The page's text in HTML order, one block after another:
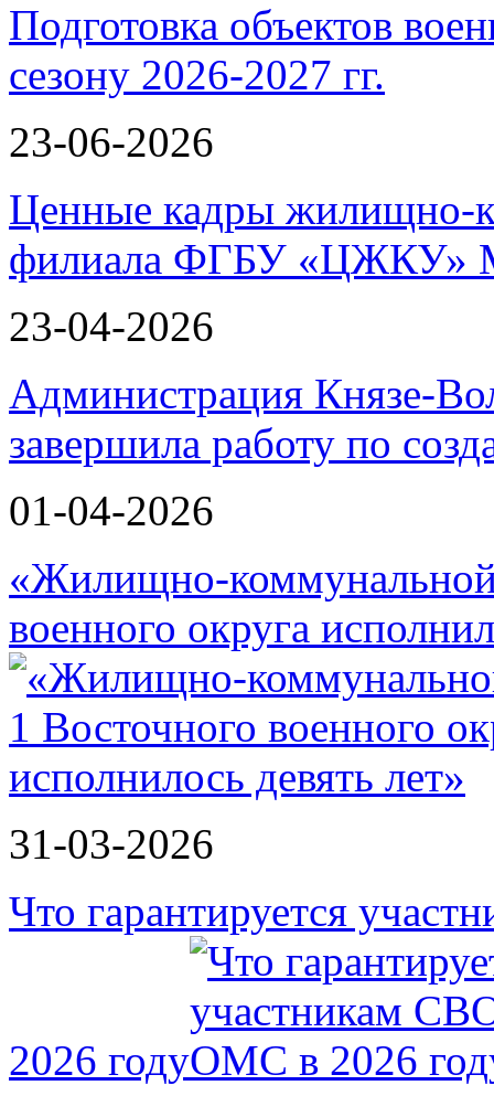
Подготовка объектов
сезону 2026-2027 гг.
23-06-2026
Ценные кадры жилищно-
филиала ФГБУ «ЦЖКУ»
23-04-2026
Администрация Князе-
завершила работу по
01-04-2026
«Жилищно-
военного округа
31-03-2026
Что гарантируется
2026 году